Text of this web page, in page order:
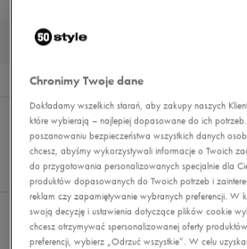
0
Wyników
Sortuj:
REKOMENDOWANE
Pokaż
60
z 0
Nie wybrano filtrów
Chronimy Twoje dane
Dokładamy wszelkich starań, aby zakupy naszych
które wybierają – najlepiej dopasowane do ich
poszanowaniu bezpieczeństwa wszystkich danych
chcesz, abyśmy wykorzystywali informacje o Twoich
do przygotowania personalizowanych specjalnie dla
produktów dopasowanych do Twoich potrzeb i
reklam czy zapamiętywanie wybranych preferencji. W
swoją decyzję i ustawienia dotyczące plików cookie
chcesz otrzymywać spersonalizowanej oferty
preferencji, wybierz „Odrzuć wszystkie”. W celu